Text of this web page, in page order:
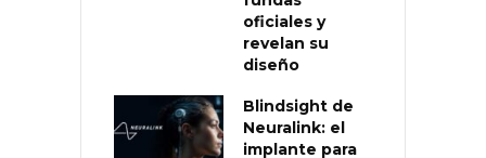
oficiales y
revelan su
diseño
Blindsight de
Neuralink: el
implante para